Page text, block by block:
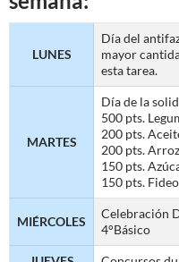
LUNES
Día del
mayor
esta tarea.
MARTES
Día de la
500 pts.
200 pts.
200 pts. Arroz
150 pts.
150 pts.
MIÉRCOLES
Celebración
4°Básico